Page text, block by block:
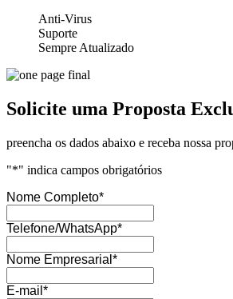
Anti-Virus
Suporte
Sempre Atualizado
Solicite uma Proposta
preencha os dados abaixo e receba nossa
"*" indica campos obrigatórios
Nome Completo*
Telefone/WhatsApp*
Nome Empresarial *
E-mail *